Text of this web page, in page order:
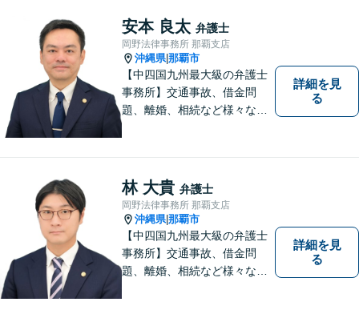
尽力します！皆様のご希望を
丁寧にお聞きします。【牧志
駅・安里駅から徒歩圏】
安本 良太 弁護士
岡野法律事務所 那覇支店
沖縄県|那覇市
【中四国九州最大級の弁護士
事務所】交通事故、借金問
題、離婚、相続など様々な問
まずはお気軽にご相談くださ
い！
詳細を見
る
林 大貴 弁護士
岡野法律事務所 那覇支店
沖縄県|那覇市
【中四国九州最大級の弁護士
事務所】交通事故、借金問
題、離婚、相続など様々な問
詳細を見
る